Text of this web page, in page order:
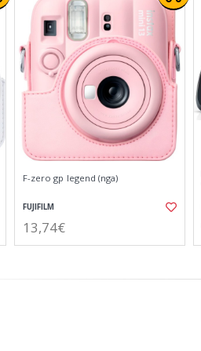
F-zero gp legend (nga)
FUJIFILM
13,74€